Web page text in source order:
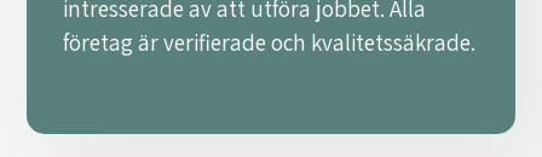
intresserade av att utföra jobbet. Alla
företag är verifierade och kvalitetssäkrade.